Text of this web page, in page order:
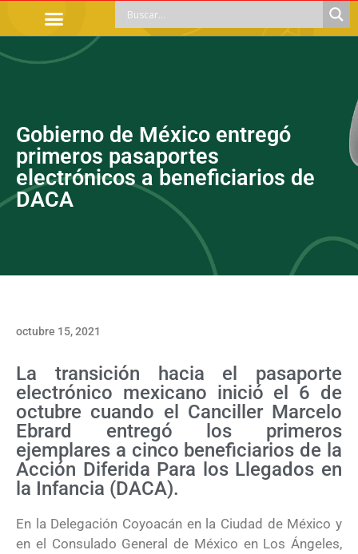
Gobierno de México entregó
primeros pasaportes
electrónicos a beneficiarios de
DACA
octubre 15, 2021
La transición hacia el pasaporte
electrónico mexicano inició el 6 de
octubre cuando el Canciller Marcelo
Ebrard entregó los primeros
ejemplares a cinco beneficiarios de la
Acción Diferida Para los Llegados en
la Infancia (DACA).
En la Delegación Coyoacán en la Ciudad de México y
en el Consulado General de México en Los Ángeles,